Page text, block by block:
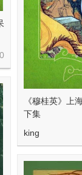
0
《穆桂英》上
下集
king